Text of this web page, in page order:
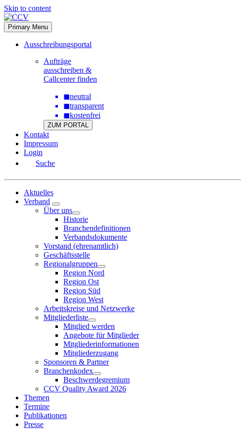
Skip to content
Primary Menu
Ausschreibungsportal
Aufträge
ausschreiben &
Callcenter finden
◼neutral
◼transparent
◼kostenfrei
ZUM PORTAL
Kontakt
Impressum
Login
Suche
Aktuelles
Verband
Über uns
Historie
Branchendefinitionen
Verbandsdokumente
Vorstand (ehrenamtlich)
Geschäftsstelle
Regionalgruppen
Region Nord
Region Ost
Region Süd
Region West
Arbeitskreise und Netzwerke
Mitgliederliste
Mitglied werden
Angebote für Mitglieder
Mitgliederinformationen
Mitgliederzugang
Sponsoren & Partner
Branchenkodex
Beschwerdegremium
CCV Quality Award 2026
Themen
Termine
Publikationen
Presse